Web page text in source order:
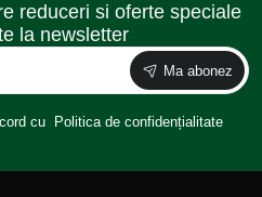
reduceri si oferte speciale
la newsletter
Ma abonez
cu Politica de confidențialitate